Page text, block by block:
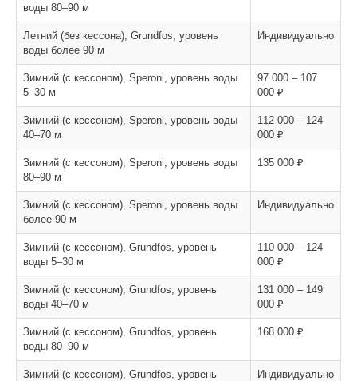
воды 80–90 м
Летний (без кессона), Grundfos, уровень
воды более 90 м
Индивидуально
Зимний (с кессоном), Speroni, уровень воды
5–30 м
97 000 – 107
000 ₽
Зимний (с кессоном), Speroni, уровень воды
40–70 м
112 000 – 124
000 ₽
Зимний (с кессоном), Speroni, уровень воды
80–90 м
135 000 ₽
Зимний (с кессоном), Speroni, уровень воды
более 90 м
Индивидуально
Зимний (с кессоном), Grundfos, уровень
воды 5–30 м
110 000 – 124
000 ₽
Зимний (с кессоном), Grundfos, уровень
воды 40–70 м
131 000 – 149
000 ₽
Зимний (с кессоном), Grundfos, уровень
воды 80–90 м
168 000 ₽
Зимний (с кессоном), Grundfos, уровень
Индивидуально